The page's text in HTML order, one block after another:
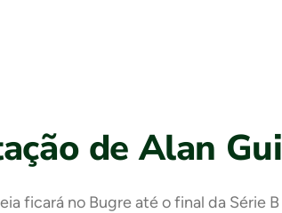
de Alan
ficará no Bugre até o final da Série